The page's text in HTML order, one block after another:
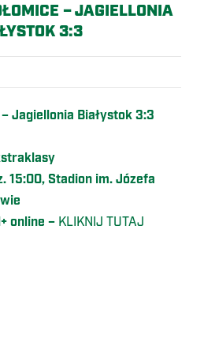
– JAGIELLONIA
3:3
Jagiellonia Białystok 3:3
15:00, Stadion im. Józefa
online – KLIKNIJ TUTAJ